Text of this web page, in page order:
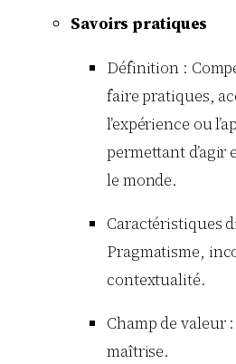
Savoirs pratiques
Définition :
faire pratiques,
l’expérience ou
permettant d’agir
le monde.
Caractéristiques
Pragmatisme,
contextualité.
Champ de valeur
maîtrise.